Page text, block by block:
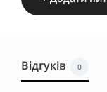
Відгуків 0